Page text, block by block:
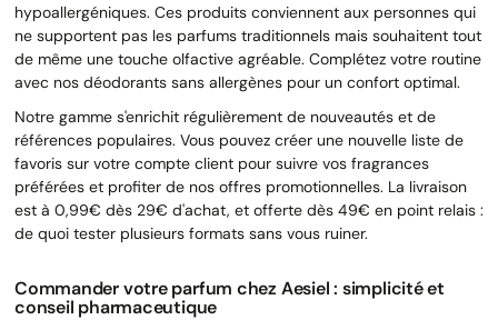
hypoallergéniques. Ces produits conviennent aux personnes qui
ne supportent pas les parfums traditionnels mais souhaitent tout
de même une touche olfactive agréable. Complétez votre routine
avec nos déodorants sans allergènes pour un confort optimal.
Notre gamme s'enrichit régulièrement de nouveautés et de
références populaires. Vous pouvez créer une nouvelle liste de
favoris sur votre compte client pour suivre vos fragrances
préférées et profiter de nos offres promotionnelles. La livraison
est à 0,99€ dès 29€ d'achat, et offerte dès 49€ en point relais :
de quoi tester plusieurs formats sans vous ruiner.
Commander votre parfum chez Aesiel : simplicité et
conseil pharmaceutique